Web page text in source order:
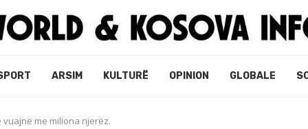
ARSIM KULTURË OPINION GLOBALE
me miliona njerëz.